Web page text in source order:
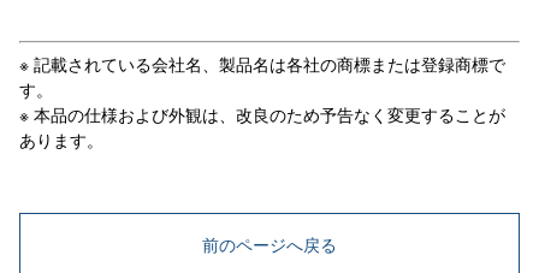
※ 記載されている会社名、製品名は各社の商標または登録商標で
す。
※ 本品の仕様および外観は、改良のため予告なく変更することが
あります。
前のページへ戻る